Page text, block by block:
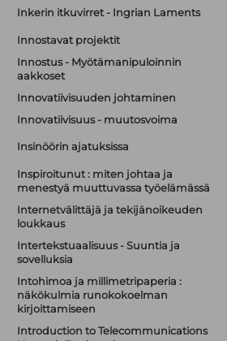
Inkerin itkuvirret - Ingrian Laments
Innostavat projektit
Innostus - Myötämanipuloinnin
aakkoset
Innovatiivisuuden johtaminen
Innovatiivisuus - muutosvoima
Insinöörin ajatuksissa
Inspiroitunut : miten johtaa ja
menestyä muuttuvassa työelämässä
Internetvälittäjä ja tekijänoikeuden
loukkaus
Intertekstuaalisuus - Suuntia ja
sovelluksia
Intohimoa ja millimetripaperia :
näkökulmia runokokoelman
kirjoittamiseen
Introduction to Telecommunications